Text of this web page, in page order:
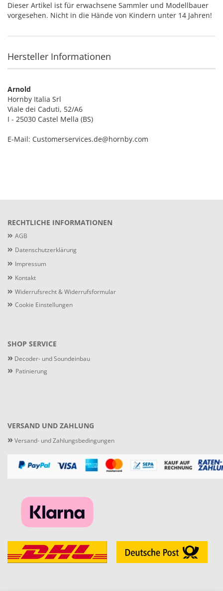
Dieser Artikel ist für erwachsene Sammler und Modellbauer
vorgesehen. Nicht in die Hände von Kindern unter 14 Jahren!
Hersteller Informationen
Arnold
Hornby Italia Srl
Viale dei Caduti, 52/A6
I - 25030 Castel Mella (BS)
E-Mail: Customerservices.de@hornby.com
RECHTLICHE INFORMATIONEN
AGB
Datenschutzerklärung
Impressum
Kontakt
Widerrufsrecht & Widerrufsformular
Cookie Einstellungen
SHOP SERVICE
» Decoder- und Soundeinbau
» Patinierung
VERSAND UND ZAHLUNG
» Versand- und Zahlungsbedingungen